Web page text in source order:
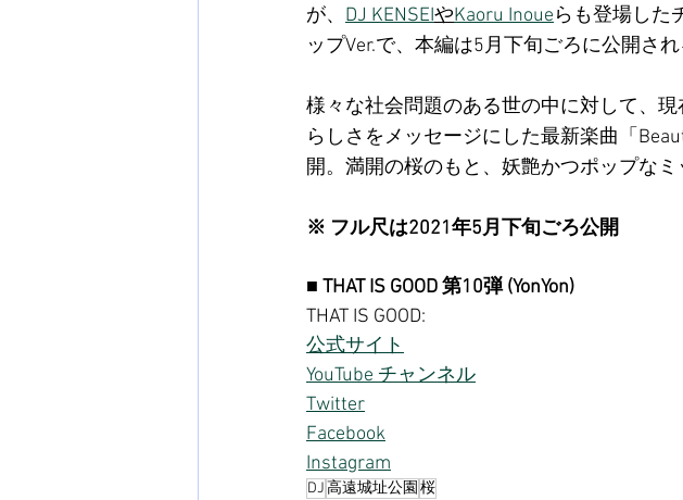
が、 DJ KENSEIやKaoru Inoueらも登場した
ップVer.で、本編は5月下旬ごろに公開され
様々な社会問題のある世の中に対して、
らしさをメッセージにした最新楽曲「
開。満開の桜のもと、妖艶かつポップなミ
※ フル尺は2021年5月下旬ごろ公開
■ THAT IS GOOD 第10弾 (YonYon)
THAT IS GOOD:
公式サイト
YouTube チャンネル
Twitter
Facebook
Instagram
DJ高遠城址公園 桜